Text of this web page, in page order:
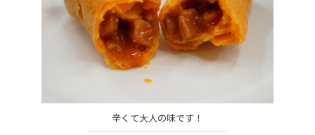
辛くて大人の味です！